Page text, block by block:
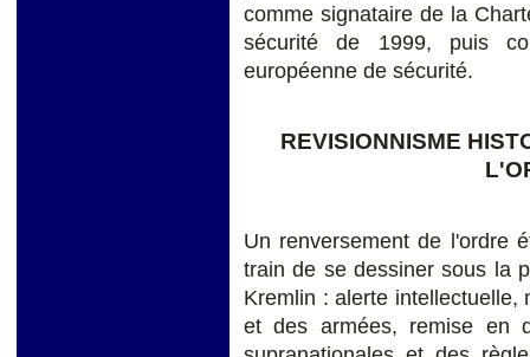
comme signataire de la
sécurité de 1999, puis
européenne de sécurité.
REVISIONNISME
Un renversement de l'ordre
train de se dessiner sous la
Kremlin : alerte intellectuelle,
et des armées, remise en